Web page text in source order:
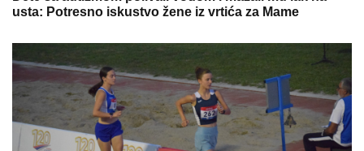
usta: Potresno iskustvo žene iz vrtića za Mame